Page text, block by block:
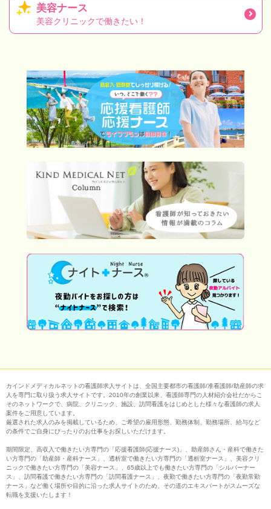
美容ナース
美容クリニックで働きたい！
カインドメディカルネットの看護師求人サイトは、全国主要都市の看護師/准看護師/助産師の求
人を専門に取り扱う求人サイトです。2010年の創業以来、看護師専門の人材紹介会社だからこ
そのネットワークで、病院、クリニック、施設、訪問看護をはじめとした様々な看護師の求人
案件をご用意しています。
厳選された求人のみを掲載しているため、ご希望の雇用形態、勤務体制、勤務場所、給与など
の条件でご自身にぴったりのお仕事をお探しいただけます。
期間限定、高収入で働きたい方専門の「応援看護師(応援ナース)」、助産師さん・産科で働きた
い方専門の「助産師・産科ナース」、透析室で働きたい方専門の「透析室ナース」、美容クリ
ニックで働きたい方専門の「美容ナース」、65歳以上でも働きたい方専門の「シルバーナー
ス」、訪問看護で働きたい方専門の「訪問看護ナース」、夜勤で働きたい方専門の「夜勤常勤
ナース」など働く場所や目的に沿った求人サイトのため、その道のエキスパートがスムーズな
転職を支援いたします！